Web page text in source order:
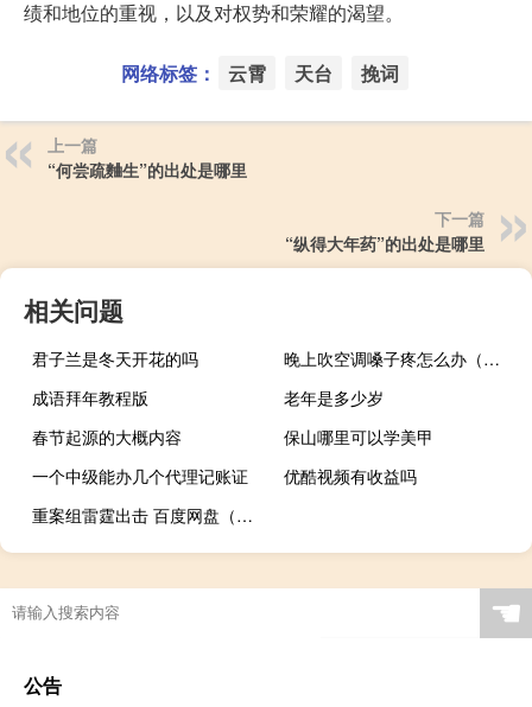
绩和地位的重视，以及对权势和荣耀的渴望。
网络标签： 云霄 天台 挽词
上一篇
“何尝疏麯生”的出处是哪里
下一篇
“纵得大年药”的出处是哪里
相关问题
君子兰是冬天开花的吗
晚上吹空调嗓子疼怎么办（吹空调嗓子疼怎么办）
成语拜年教程版
老年是多少岁
春节起源的大概内容
保山哪里可以学美甲
一个中级能办几个代理记账证
优酷视频有收益吗
重案组雷霆出击 百度网盘（重案组雷霆出击）
☚
公告